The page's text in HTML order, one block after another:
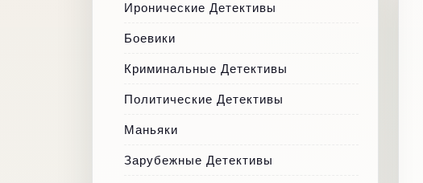
Иронические Детективы
Боевики
Криминальные Детективы
Политические Детективы
Маньяки
Зарубежные Детективы